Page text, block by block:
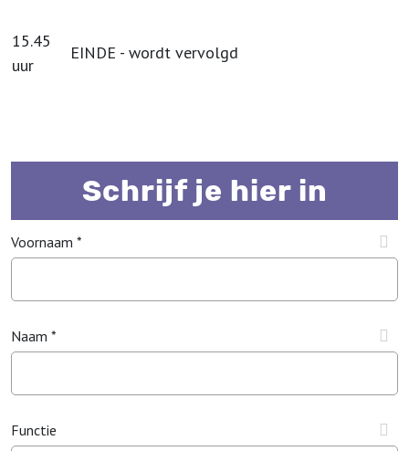
15.45
uur
EINDE - wordt vervolgd
Schrijf je hier in
Voornaam *
Naam *
Functie